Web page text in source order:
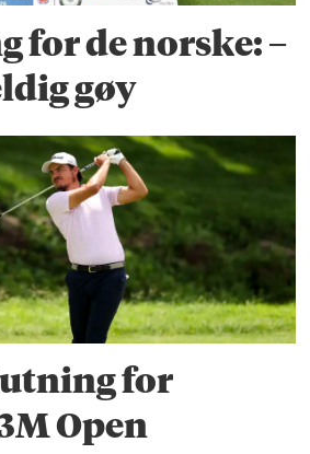
for de norske: –
gøy
for
Open